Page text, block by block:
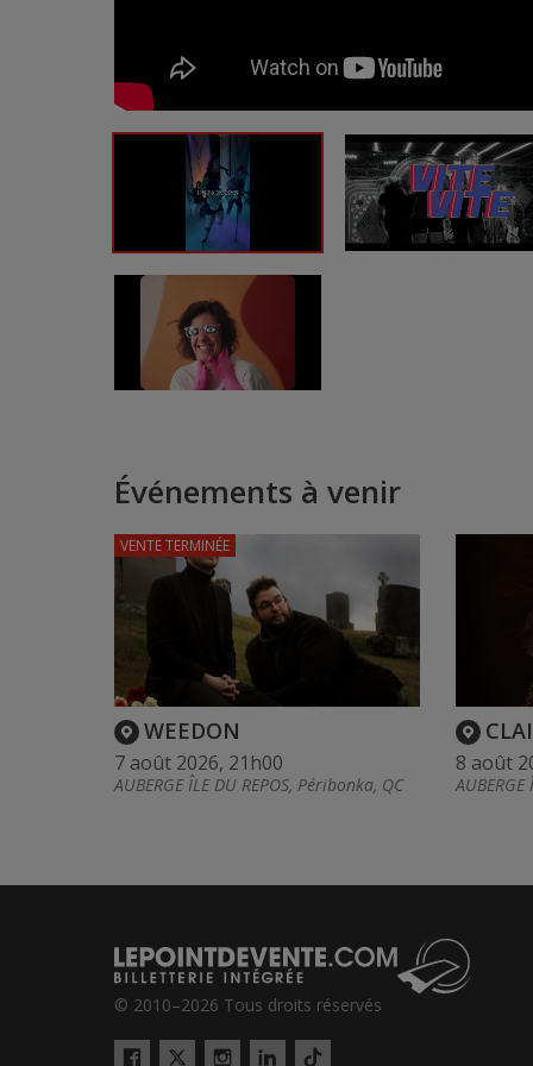
Événements à venir
WEEDON
7 août 2026, 21h00
AUBERGE ÎLE DU REPOS, Péribonka, QC
VENTE TERMINÉE
8 août
© 2010–2026 Tous droits réservés
Twitter Tiktok